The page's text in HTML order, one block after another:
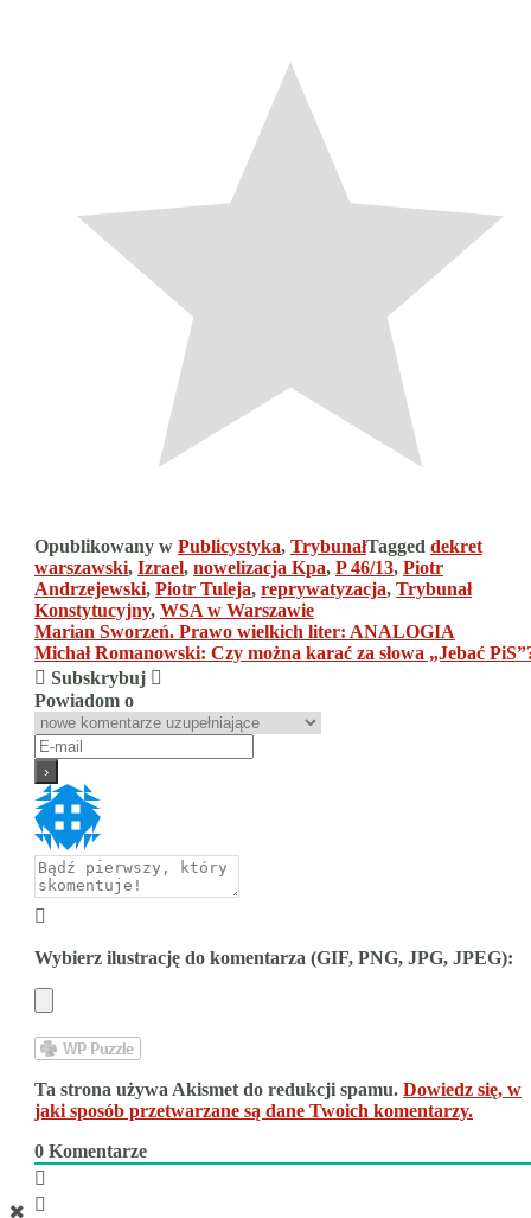
Opublikowany w Publicystyka, TrybunałTagged dekret
warszawski, Izrael, nowelizacja Kpa, P 46/13, Piotr
Andrzejewski, Piotr Tuleja, reprywatyzacja, Trybunał
Konstytucyjny, WSA w Warszawie
Nawigacja
wpisu
Marian Sworzeń. Prawo wielkich liter: ANALOGIA
Michał Romanowski: Czy można karać za słowa „Jebać
Subskrybuj
Powiadom o
Wybierz ilustrację do komentarza (GIF, PNG, JPG, JPEG):
Ta strona używa Akismet do redukcji spamu. Dowiedz się, w
jaki sposób przetwarzane są dane Twoich komentarzy.
0 Komentarze